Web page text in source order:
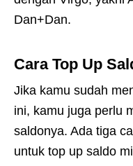
Dan+Dan.
Cara Top Up
Jika kamu sudah
ini, kamu juga perlu
saldonya. Ada tiga
untuk top up saldo